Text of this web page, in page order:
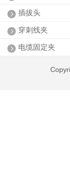
插拔头
穿刺线夹
电缆固定夹